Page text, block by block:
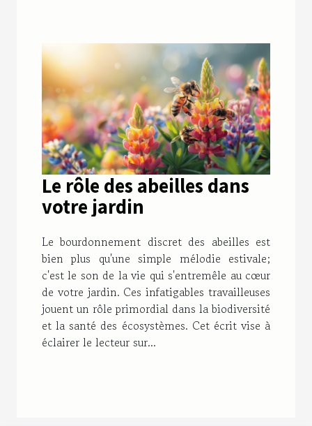
Le rôle des abeilles dans
votre jardin
Le bourdonnement discret des abeilles est
bien plus qu'une simple mélodie estivale;
c'est le son de la vie qui s'entremêle au cœur
de votre jardin. Ces infatigables travailleuses
jouent un rôle primordial dans la biodiversité
et la santé des écosystèmes. Cet écrit vise à
éclairer le lecteur sur...